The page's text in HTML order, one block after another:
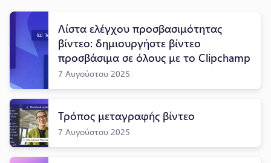
Λίστα ελέγχου προσβασιμότητας
βίντεο: δημιουργήστε βίντεο
προσβάσιμα σε όλους με το Clipchamp
7 Αυγούστου 2025
Τρόπος μεταγραφής βίντεο
7 Αυγούστου 2025